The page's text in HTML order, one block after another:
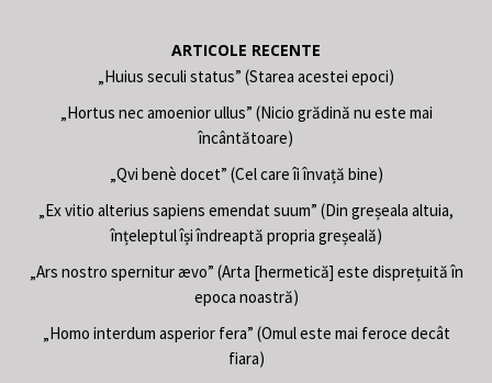
ARTICOLE RECENTE
„Huius seculi status” (Starea acestei epoci)
„Hortus nec amoenior ullus” (Nicio grădină nu este mai
încântătoare)
„Qvi benè docet” (Cel care îi învață bine)
„Ex vitio alterius sapiens emendat suum” (Din greșeala altuia,
înțeleptul își îndreaptă propria greșeală)
„Ars nostro spernitur ævo” (Arta [hermetică] este disprețuită în
epoca noastră)
„Homo interdum asperior fera” (Omul este mai feroce decât
fiara)